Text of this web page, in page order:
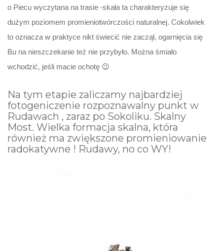
o Piecu wyczytana na trasie -skała ta charakteryzuje się
dużym poziomem promieniotwórczości naturalnej. Cokolwiek
to oznacza w praktyce nikt świecić nie zaczął, ogarnięcia się
Bu na nieszczekanie też nie przybyło. Można śmiało
wchodzić, jeśli macie ochotę 😉
Na tym etapie zaliczamy najbardziej
fotogeniczenie rozpoznawalny punkt w
Rudawach , zaraz po Sokoliku. Skalny
Most. Wielka formacja skalna, która
również ma zwiększone promieniowanie
radokatywne ! Rudawy, no co WY!